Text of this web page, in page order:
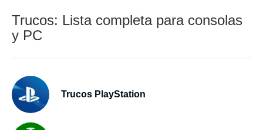
Trucos: Lista completa para consolas
y PC
Trucos PlayStation